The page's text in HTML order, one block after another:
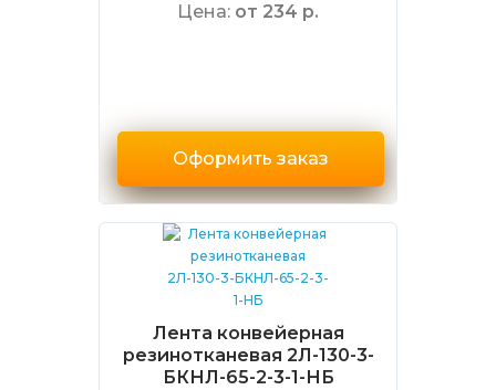
Цена: от 234 р.
Оформить заказ
Лента конвейерная
резинотканевая 2Л-130-3-
БКНЛ-65-2-3-1-НБ